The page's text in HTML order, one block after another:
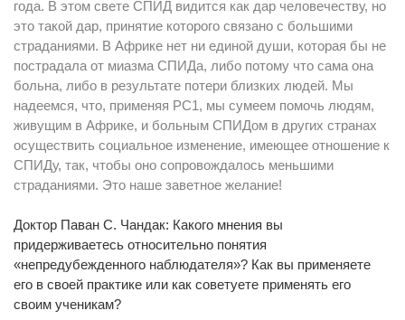
года. В этом свете СПИД видится как дар человечеству, но
это такой дар, принятие которого связано с большими
страданиями. В Африке нет ни единой души, которая бы не
пострадала от миазма СПИДа, либо потому что сама она
больна, либо в результате потери близких людей. Мы
надеемся, что, применяя РС1, мы сумеем помочь людям,
живущим в Африке, и больным СПИДом в других странах
осуществить социальное изменение, имеющее отношение к
СПИДу, так, чтобы оно сопровождалось меньшими
страданиями. Это наше заветное желание!
Доктор Паван С. Чандак: Какого мнения вы
придерживаетесь относительно понятия
«непредубежденного наблюдателя»? Как вы применяете
его в своей практике или как советуете применять его
своим ученикам?